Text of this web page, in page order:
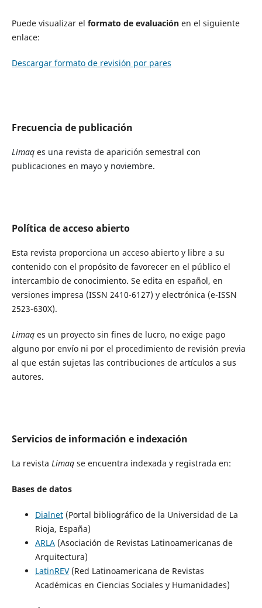
Puede visualizar el formato de evaluaciónen el siguiente
enlace:
Descargar formato de revisión por pares
Frecuencia de publicación
Limaq es una revista de aparición semestral con
publicaciones en mayo y noviembre.
Política de acceso abierto
Esta revista proporciona un acceso abierto y libre a su
contenido con el propósito de favorecer en el público el
intercambio de conocimiento. Se edita en español, en
versiones impresa (ISSN 2410-6127) y electrónica (e-ISSN
2523-630X).
Limaqes un proyecto sin fines de lucro, no exige pago
alguno por envío ni por el procedimiento de revisión previa
al que están sujetas las contribuciones de artículos a sus
autores.
Servicios de información e indexación
La revista Limaqse encuentra indexada y registrada en:
Bases de datos
Dialnet(Portal bibliográfico de la Universidad de La
Rioja, España)
ARLA(Asociación de Revistas Latinoamericanas de
Arquitectura)
LatinREV(Red Latinoamericana de Revistas
Académicas en Ciencias Sociales y Humanidades)